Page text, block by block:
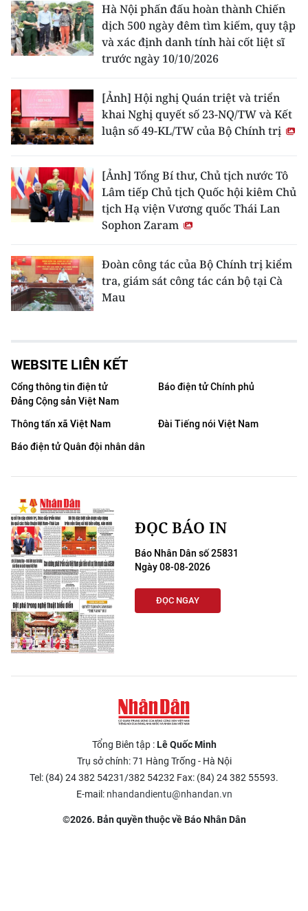
Hà Nội phấn đấu hoàn thành Chiến
dịch 500 ngày đêm tìm kiếm, quy tập
và xác định danh tính hài cốt liệt sĩ
trước ngày 10/10/2026
[Ảnh] Hội nghị Quán triệt và triển
khai Nghị quyết số 23-NQ/TW và Kết
luận số 49-KL/TW của Bộ Chính trị
[Ảnh] Tổng Bí thư, Chủ tịch nước Tô
Lâm tiếp Chủ tịch Quốc hội kiêm Chủ
tịch Hạ viện Vương quốc Thái Lan
Sophon Zaram
Đoàn công tác của Bộ Chính trị kiểm
tra, giám sát công tác cán bộ tại Cà
Mau
WEBSITE LIÊN KẾT
Cổng thông tin điện tử
Đảng Cộng sản Việt Nam
Báo điện tử Chính phủ
Thông tấn xã Việt Nam
Đài Tiếng nói Việt Nam
Báo điện tử Quân đội nhân dân
ĐỌC BÁO IN
Báo Nhân Dân số 25831
Ngày 08-08-2026
ĐỌC NGAY
Tổng Biên tập :Lê Quốc Minh
Trụ sở chính: 71 Hàng Trống - Hà Nội
Tel: (84) 24 382 54231/382 54232 Fax: (84) 24 382 55593.
E-mail: nhandandientu@nhandan.vn
©2026. Bản quyền thuộc về Báo Nhân Dân